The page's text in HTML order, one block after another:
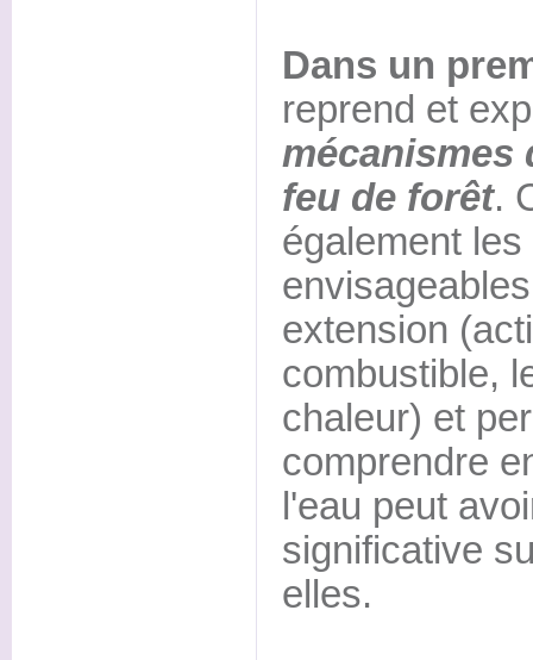
Dans un
reprend et
mécanismes
feu de forêt.
également
extension
combustible,
chaleur) et
comprendre
l'eau peut
significative
elles.